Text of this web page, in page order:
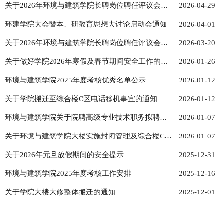
知
关于2026年环境与建筑学院长聘岗位聘任评议会推
荐结果公示的通知
2026-04-29
环建学院大会暨本、研教育思想大讨论启动会通知 2026-04-01
关于2026年环境与建筑学院长聘岗位聘任评议会推
荐结果公示的通知
2026-03-20
关于做好学院2026年寒假及春节期间安全工作的通
知
2026-01-26
环境与建筑学院2025年度考核优秀名单公示 2026-01-12
关于学院搬迁至综合楼C区电话移机事宜的通知 2026-01-12
环境与建筑学院关于院聘高级专业技术职务拟聘任
人员的公示
2026-01-07
关于环境与建筑学院大楼实施封闭管理及综合楼C区
相关服务开放的通知
2026-01-07
关于2026年元旦放假期间的安全提示 2025-12-31
环境与建筑学院2025年度考核工作安排 2025-12-16
关于学院大楼大修整体搬迁的通知 2025-12-01